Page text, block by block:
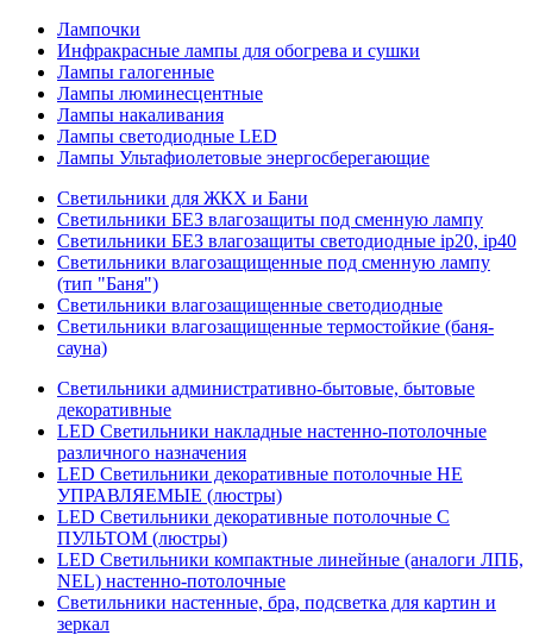
Лампочки
Инфракрасные лампы для обогрева и сушки
Лампы галогенные
Лампы люминесцентные
Лампы накаливания
Лампы светодиодные LED
Лампы Ультафиолетовые энергосберегающие
Светильники для ЖКХ и Бани
Светильники БЕЗ влагозащиты под сменную лампу
Светильники БЕЗ влагозащиты светодиодные ip20, ip40
Светильники влагозащищенные под сменную лампу
(тип "Баня")
Светильники влагозащищенные светодиодные
Светильники влагозащищенные термостойкие (баня-
сауна)
Светильники административно-бытовые, бытовые
декоративные
LED Cветильники накладные настенно-потолочные
различного назначения
LED Светильники декоративные потолочные НЕ
УПРАВЛЯЕМЫЕ (люстры)
LED Светильники декоративные потолочные С
ПУЛЬТОМ (люстры)
LED Светильники компактные линейные (аналоги ЛПБ,
NEL) настенно-потолочные
Светильники настенные, бра, подсветка для картин и
зеркал